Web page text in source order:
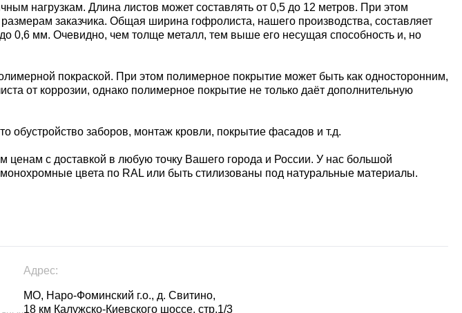
нагрузкам. Длина листов может составлять от 0,5 до 12 метров. При этом
заказчика. Общая ширина гофролиста, нашего производства, составляет
0,6 мм. Очевидно, чем толще металл, тем выше его несущая способность и, но
покраской. При этом полимерное покрытие может быть как односторонним,
от коррозии, однако полимерное покрытие не только даёт дополнительную
обустройство заборов, монтаж кровли, покрытие фасадов и т.д.
ценам с доставкой в любую точку Вашего города и России. У нас большой
цвета по RAL или быть стилизованы под натуральные материалы.
Адрес:
МО, Наро-Фоминский г.о., д. Свитино,
18 км Калужско-Киевского шоссе, стр.1/3